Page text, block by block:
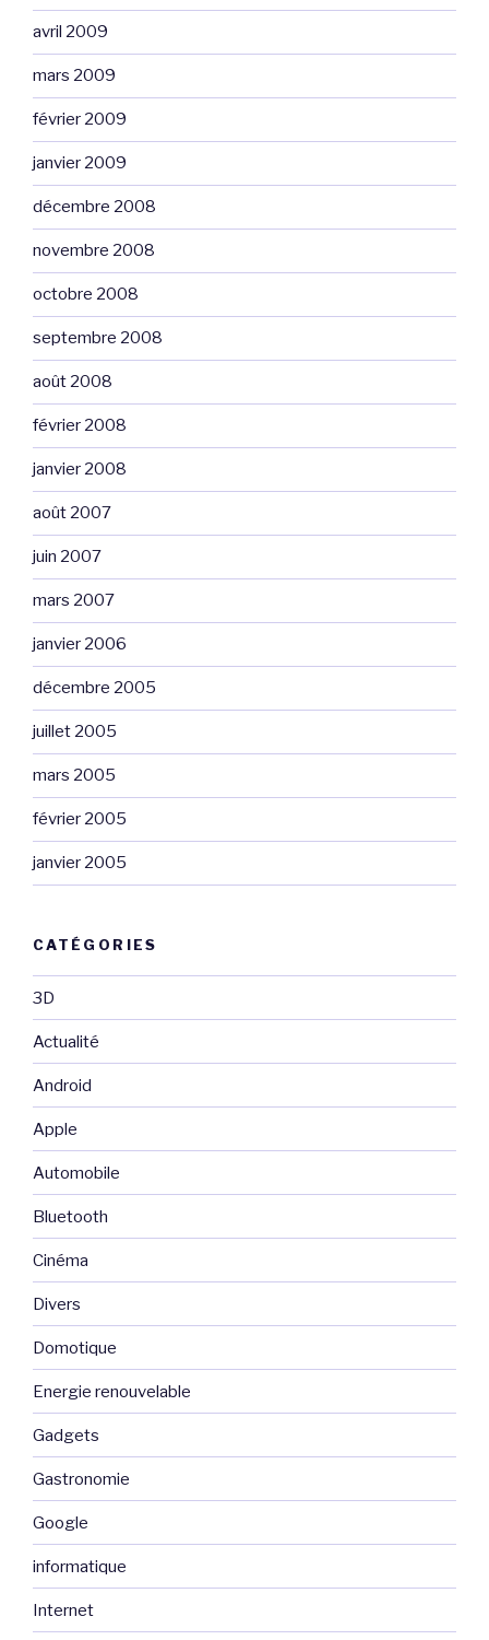
avril 2009
mars 2009
février 2009
janvier 2009
décembre 2008
novembre 2008
octobre 2008
septembre 2008
août 2008
février 2008
janvier 2008
août 2007
juin 2007
mars 2007
janvier 2006
décembre 2005
juillet 2005
mars 2005
février 2005
janvier 2005
CATÉGORIES
3D
Actualité
Android
Apple
Automobile
Bluetooth
Cinéma
Divers
Domotique
Energie renouvelable
Gadgets
Gastronomie
Google
informatique
Internet